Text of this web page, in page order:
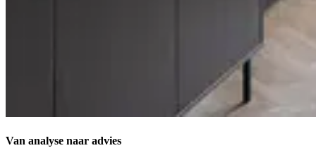
Van analyse naar advies